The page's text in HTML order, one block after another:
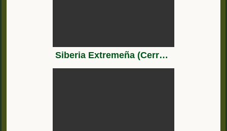
Siberia Extremeña (Cerro Masatrigo - Pantano de Orellana - Puebla de Alcocer) * Drone Full HD *